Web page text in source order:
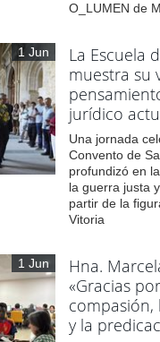
O_LUMEN de
1 Jun
La Escuela
muestra su
jurídico
Una jornada
Convento de
profundizó en
la guerra justa
partir de la
Vitoria
1 Jun
Hna.
«Gracias
compasión,
y la